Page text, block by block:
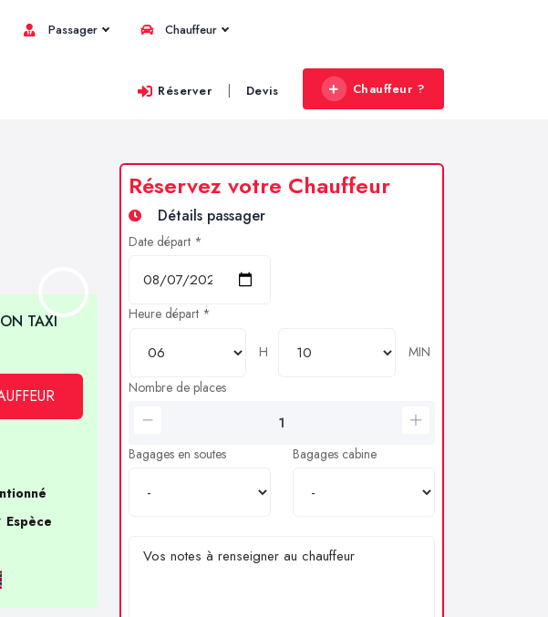
Passager Chauffeur
Réserver | Devis Chauffeur ?
TAXI
Espèce
Réservez votre Chauffeur
Détails passager
Date départ *
Heure départ *
H
MIN
Nombre de places
Bagages en soutes Bagages cabine